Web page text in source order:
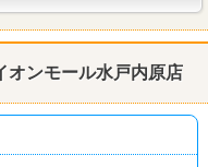
オンモール水戸内原店